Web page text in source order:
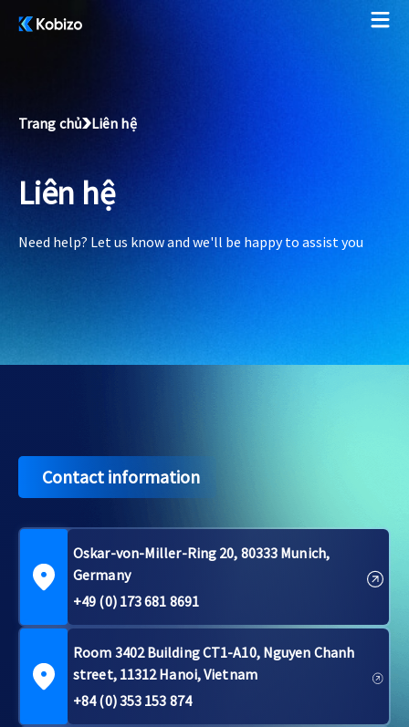
Trang chủ Liên hệ
Liên hệ
Need help? Let us know and we'll be happy to assist you
Contact information
Oskar-von-Miller-Ring 20, 80333 Munich,
Germany
+49 (0) 173 681 8691
Room 3402 Building CT1-A10, Nguyen Chanh
street, 11312 Hanoi, Vietnam
+84 (0) 353 153 874